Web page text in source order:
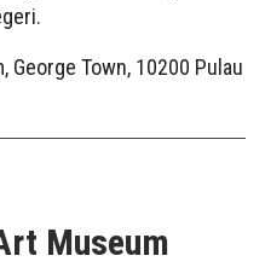
George Town, 10200 Pulau
Museum